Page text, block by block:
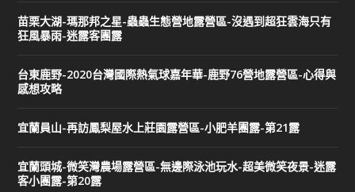
苗栗大湖-瑪那邦之星-蟲蟲生態營地露營區-沒遇到超狂雲海只有
狂風暴雨-迷露客團露
台東鹿野-2020台灣國際熱氣球嘉年華-鹿野76營地露營區-心得與
感想攻略
宜蘭員山-再訪鳳梨屋水上莊園露營區-小肥羊團露-第21露
宜蘭頭城-微笑灣農場露營區-無邊際泳池玩水-超美微笑夜景-迷露
客小團露-第20露